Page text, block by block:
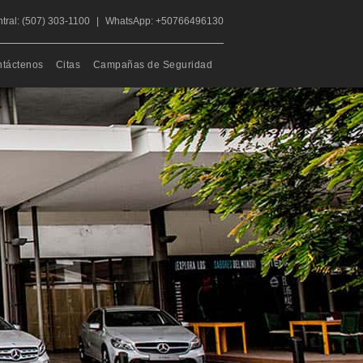
(507) 303-1100 WhatsApp: +50766496130
Citas Campañas de Seguridad